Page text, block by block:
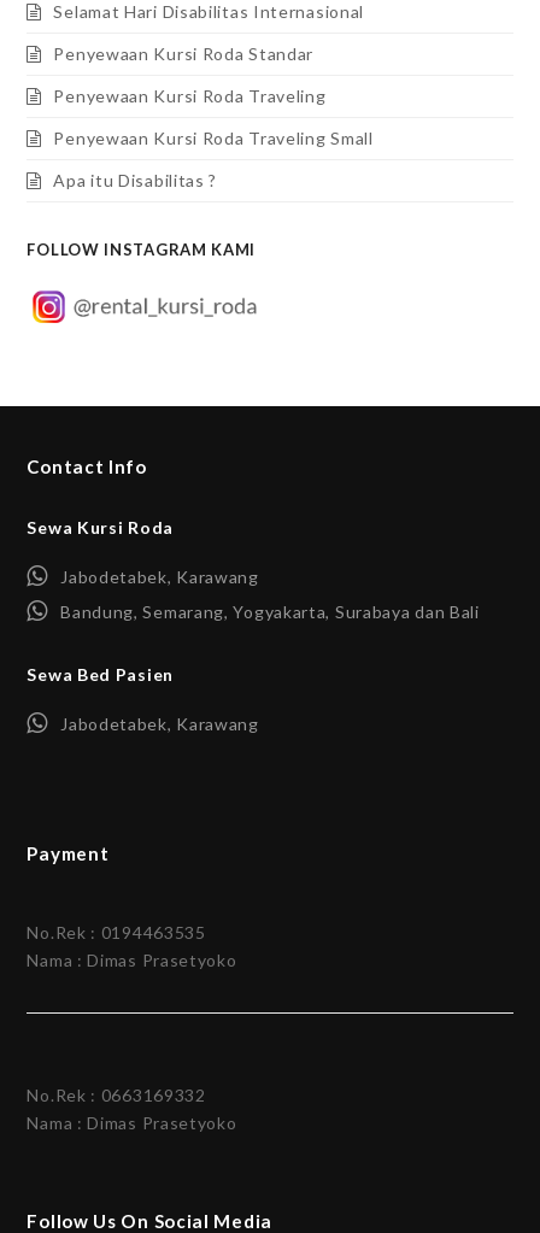
Selamat Hari Disabilitas Internasional
Penyewaan Kursi Roda Standar
Penyewaan Kursi Roda Traveling
Penyewaan Kursi Roda Traveling Small
Apa itu Disabilitas ?
FOLLOW INSTAGRAM KAMI
Contact Info
Sewa Kursi Roda
Jabodetabek, Karawang
Bandung, Semarang, Yogyakarta, Surabaya dan Bali
Sewa Bed Pasien
Jabodetabek, Karawang
Payment
No.Rek : 0194463535
Nama : Dimas Prasetyoko
No.Rek : 0663169332
Nama : Dimas Prasetyoko
Follow Us On Social Media